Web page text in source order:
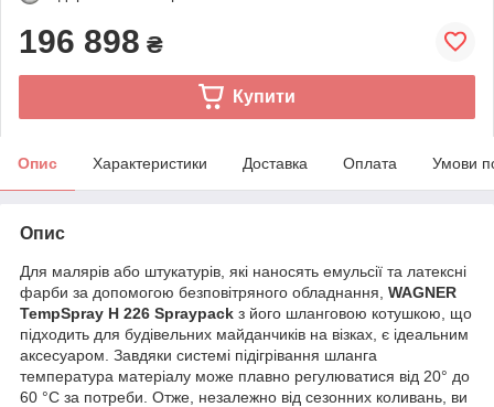
196 898 ₴
Купити
Опис Характеристики Доставка Оплата Умови
Опис
Для малярів або штукатурів, які наносять емульсії та латексні
фарби за допомогою безповітряного обладнання, WAGNER
TempSpray H 226 Spraypack з його шланговою котушкою, що
підходить для будівельних майданчиків на візках, є ідеальним
аксесуаром. Завдяки системі підігрівання шланга
температура матеріалу може плавно регулюватися від 20° до
60 °C за потреби. Отже, незалежно від сезонних коливань, ви